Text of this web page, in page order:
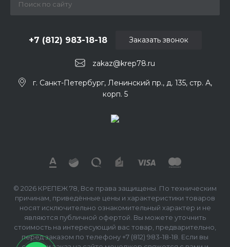
zakaz@krep78.ru
+7 (812) 983-18-18
г. Санкт-Петербург, Ленинский пр., д. 135, стр. А,
корп. 5
Заказать звонок
© 2026 КРЕПЕЖ 78, Все права защищены. По техническим
причинам, приведённые цены и характеристики товаров
носят исключительно ознакомительный характер и не
являются публичной офертой. Вы можете уточнить
стоимость на интересующий вас товар, предварительно,
перед заказом по телефону +7 (812) 983-18-18. Если вы